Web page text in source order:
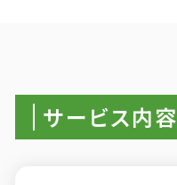
サービス内容